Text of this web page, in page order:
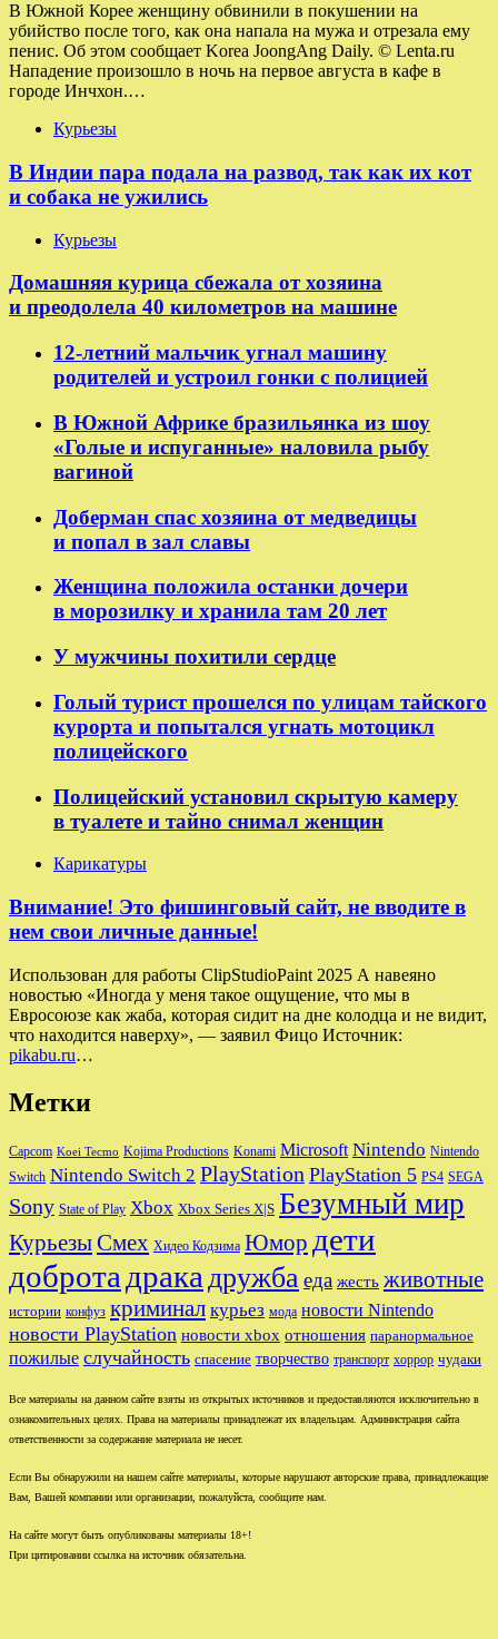
В Южной Корее женщину обвинили в покушении на
убийство после того, как она напала на мужа и отрезала ему
пенис. Об этом сообщает Korea JoongAng Daily. © Lenta.ru
Нападение произошло в ночь на первое августа в кафе в
городе Инчхон.…
Курьезы
В Индии пара подала на развод, так как их кот
и собака не ужились
Курьезы
Домашняя курица сбежала от хозяина
и преодолела 40 километров на машине
12-летний мальчик угнал машину
родителей и устроил гонки с полицией
В Южной Африке бразильянка из шоу
«Голые и испуганные» наловила рыбу
вагиной
Доберман спас хозяина от медведицы
и попал в зал славы
Женщина положила останки дочери
в морозилку и хранила там 20 лет
У мужчины похитили сердце
Голый турист прошелся по улицам тайского
курорта и попытался угнать мотоцикл
полицейского
Полицейский установил скрытую камеру
в туалете и тайно снимал женщин
Карикатуры
Внимание! Это фишинговый сайт, не вводите в
нем свои личные данные!
Использован для работы ClipStudioPaint 2025 А навеяно
новостью «Иногда у меня такое ощущение, что мы в
Евросоюзе как жаба, которая сидит на дне колодца и не видит,
что находится наверху», — заявил Фицо Источник:
pikabu.ru…
Метки
Capcom Koei Tecmo Kojima Productions Konami Microsoft Nintendo Nintendo
Switch Nintendo Switch 2 PlayStation PlayStation 5 PS4 SEGA
Sony State of Play Xbox Xbox Series X|S Безумный мир
КурьезыСмех Хидео Кодзима Юмор дети
добротадракадружбаеда жесть животные
истории конфуз криминал курьез мода новости Nintendo
новости PlayStation новости xbox отношения паранормальное
пожилые случайность спасение творчество транспорт хоррор чудаки
Все материалы на данном сайте взяты из открытых источников и предоставляются исключительно в
ознакомительных целях. Права на материалы принадлежат их владельцам. Администрация сайта
ответственности за содержание материала не несет.
Если Вы обнаружили на нашем сайте материалы, которые нарушают авторские права, принадлежащие
Вам, Вашей компании или организации, пожалуйста, сообщите нам.
На сайте могут быть опубликованы материалы 18+!
При цитировании ссылка на источник обязательна.